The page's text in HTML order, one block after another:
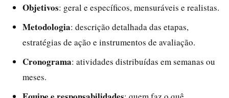
Objetivos: geral e específicos, mensuráveis e realistas.
Metodologia: descrição detalhada das etapas,
estratégias de ação e instrumentos de avaliação.
Cronograma: atividades distribuídas em semanas ou
meses.